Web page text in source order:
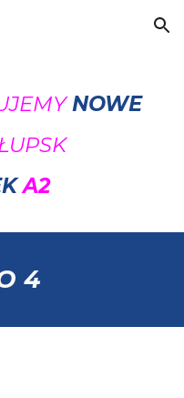
Skip to navigation
NOWE
A2
4